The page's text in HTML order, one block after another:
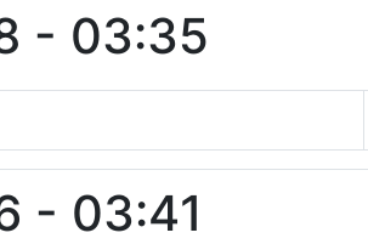
- 03:35
- 03:41